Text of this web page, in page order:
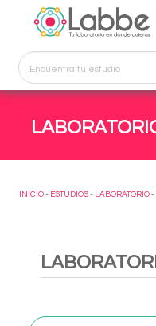
INICIO - ESTUDIOS - LABORATORIO -